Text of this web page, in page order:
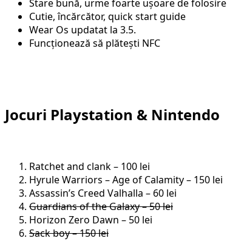
Stare bună, urme foarte ușoare de folosire
Cutie, încărcător, quick start guide
Wear Os updatat la 3.5.
Funcționează să plătești NFC
Jocuri Playstation & Nintendo
Ratchet and clank – 100 lei
Hyrule Warriors – Age of Calamity – 150 lei
Assassin’s Creed Valhalla – 60 lei
Guardians of the Galaxy – 50 lei
Horizon Zero Dawn – 50 lei
Sack boy – 150 lei